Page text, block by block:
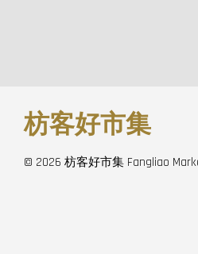
枋客好市集
© 2026 枋客好市集 Fangliao